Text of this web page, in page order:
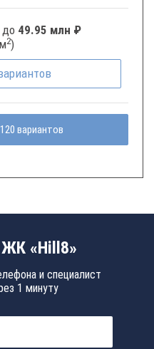
до 49.95 млн ₽
2)
вариантов
«Hill8»
и специалист
1 минуту